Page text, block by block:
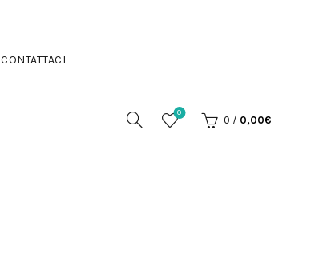
CONTATTACI
0
0 / 0,00€